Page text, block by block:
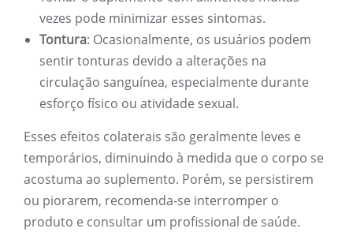
vezes pode minimizar esses sintomas.
Tontura: Ocasionalmente, os usuários podem
sentir tonturas devido a alterações na
circulação sanguínea, especialmente durante
esforço físico ou atividade sexual.
Esses efeitos colaterais são geralmente leves e
temporários, diminuindo à medida que o corpo se
acostuma ao suplemento. Porém, se persistirem
ou piorarem, recomenda-se interromper o
produto e consultar um profissional de saúde.